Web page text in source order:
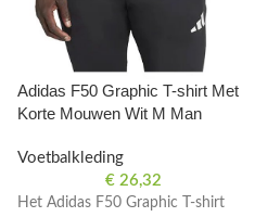
Adidas F50 Graphic T-shirt Met
Korte Mouwen Wit M Man
Voetbalkleding
€ 26,32
Het Adidas F50 Graphic T-shirt